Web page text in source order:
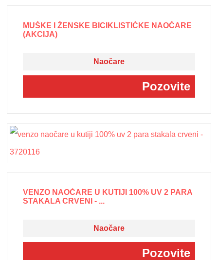
MUŠKE I ŽENSKE BICIKLISTIČKE NAOČARE
(AKCIJA)
Naočare
Pozovite
VENZO NAOČARE U KUTIJI 100% UV 2 PARA
STAKALA CRVENI - ...
Naočare
Pozovite